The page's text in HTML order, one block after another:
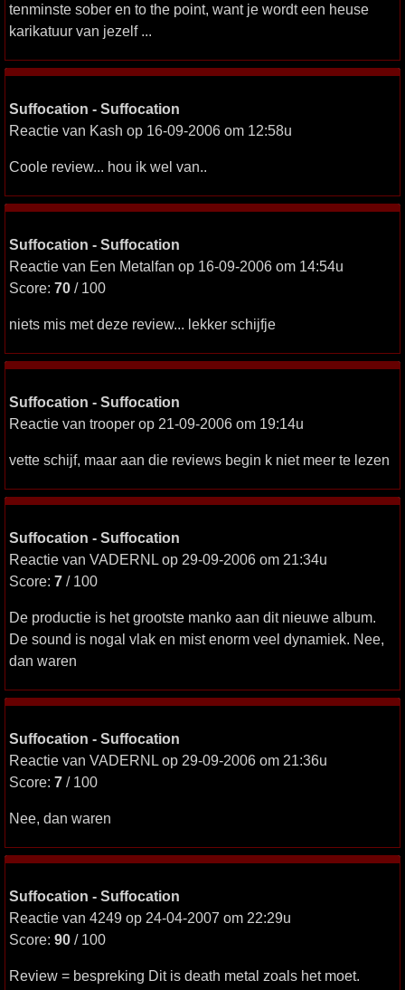
tenminste sober en to the point, want je wordt een heuse
karikatuur van jezelf ...
Suffocation - Suffocation
Reactie van Kash op 16-09-2006 om 12:58u
Coole review... hou ik wel van..
Suffocation - Suffocation
Reactie van Een Metalfan op 16-09-2006 om 14:54u
Score: 70 / 100
niets mis met deze review... lekker schijfje
Suffocation - Suffocation
Reactie van trooper op 21-09-2006 om 19:14u
vette schijf, maar aan die reviews begin k niet meer te lezen
Suffocation - Suffocation
Reactie van VADERNL op 29-09-2006 om 21:34u
Score: 7 / 100
De productie is het grootste manko aan dit nieuwe album.
De sound is nogal vlak en mist enorm veel dynamiek. Nee,
dan waren
Suffocation - Suffocation
Reactie van VADERNL op 29-09-2006 om 21:36u
Score: 7 / 100
Nee, dan waren
Suffocation - Suffocation
Reactie van 4249 op 24-04-2007 om 22:29u
Score: 90 / 100
Review = bespreking Dit is death metal zoals het moet.